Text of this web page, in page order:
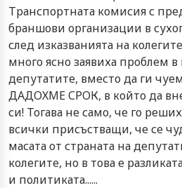
Транспортната комисия с
браншови организации в
след изказванията на
много ясно заявиха проблем
депутатите, вместо да ги
ДАДОХМЕ СРОК, в който да
си! Тогава не само, че го
всички присъстващи, че се
масата от страната на
колегите, но в това е
и политиката......